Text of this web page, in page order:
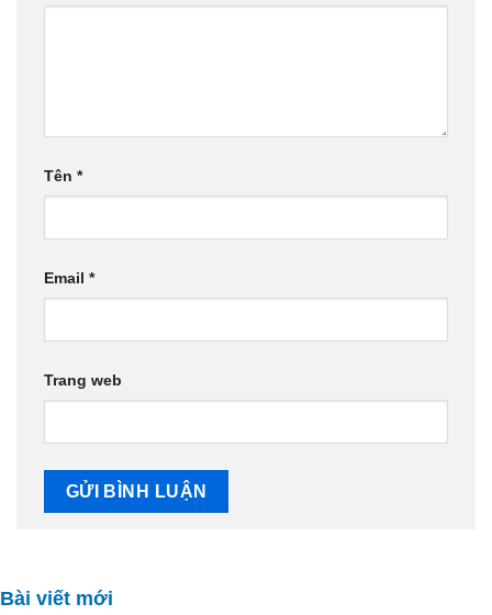
Tên *
Email *
Trang web
Bài viết mới